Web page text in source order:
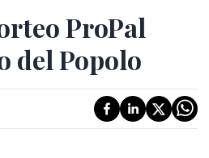
ProPal
del Popolo